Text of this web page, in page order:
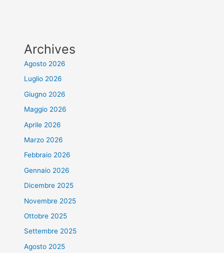
Archives
Agosto 2026
Luglio 2026
Giugno 2026
Maggio 2026
Aprile 2026
Marzo 2026
Febbraio 2026
Gennaio 2026
Dicembre 2025
Novembre 2025
Ottobre 2025
Settembre 2025
Agosto 2025